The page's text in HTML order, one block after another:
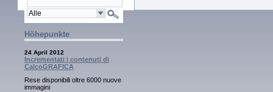
Höhepunkte
24 April 2012
Incrementati i contenuti di
CalcoGRAFICA
Rese disponibili oltre 6000 nuove
immagini